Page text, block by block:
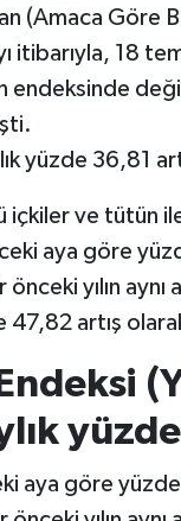
(Amaca Göre
itibarıyla, 18
endeksinde
yüzde 36,81
içkiler ve tütün
aya göre
yılın
47,82 artış
aya göre